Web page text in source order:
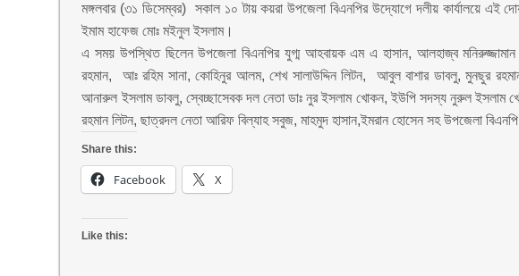
মঙ্গলবার (৩১ ডিসেম্বর) সকাল ১০ টায় কয়রা উপজেলা বিএনপির উদ্যোগে দলীয় কার্যালয়ে এই
ইমাম হাফেজ মোঃ মইনুল ইসলাম।
এ সময় উপস্থিত ছিলেন উপজেলা বিএনপির যুগ্ম আহবায়ক এম এ হাসান, আলহাজ্ব মনিরুজ্জামান
রহমান, আঃ রহিম সানা, কোহিনুর আলম, শেখ সালাউদ্দিন লিটন, আবুল বাশার ডাবলু, মুনছুর
আনারুল ইসলাম ডাবলু, স্বেচ্ছাসেবক দল নেতা ডাঃ নুর ইসলাম খোকন, ইউপি সদস্য নুরুল ইসলাম
রহমান লিটন, ছাত্রদল নেতা আরিফ বিল্যাহ সবুজ, মাহমুদ হাসান,ইমরান হোসেন সহ উপজেলা
Share this:
Facebook X
Like this: